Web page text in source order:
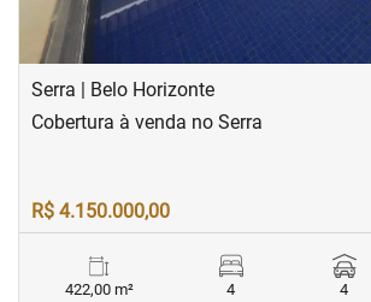
Serra | Belo Horizonte
Cobertura à venda no Serra
R$ 4.150.000,00
422,00 m²
4
4